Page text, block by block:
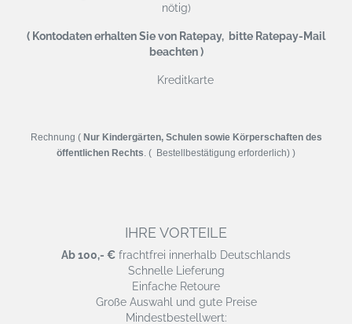
nötig)
( Kontodaten erhalten Sie von Ratepay, bitte Ratepay-Mail
beachten )
Kreditkarte
Rechnung ( Nur Kindergärten, Schulen sowie Körperschaften des
öffentlichen Rechts . ( Bestellbestätigung erforderlich) )
IHRE VORTEILE
Ab 100,- € frachtfrei innerhalb Deutschlands
Schnelle Lieferung
Einfache Retoure
Große Auswahl und gute Preise
Mindestbestellwert: